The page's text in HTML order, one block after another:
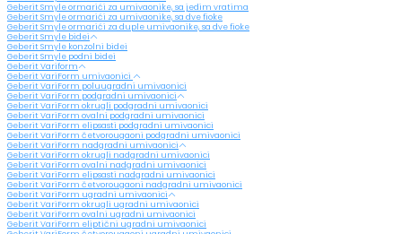
Geberit Smyle ormarići za umivaonike, sa jedim vratima
Geberit Smyle ormarići za umivaonike, sa dve fioke
Geberit Smyle ormarići za duple umivaonike, sa dve fioke
Geberit Smyle bidei
Geberit Smyle konzolni bidei
Geberit Smyle podni bidei
Geberit Variform
Geberit VariForm umivaonici
Geberit VariForm poluugradni umivaonici
Geberit VariForm podgradni umivaonici
Geberit VariForm okrugli podgradni umivaonici
Geberit VariForm ovalni podgradni umivaonici
Geberit VariForm elipsasti podgradni umivaonici
Geberit VariForm četvorougaoni podgradni umivaonici
Geberit VariForm nadgradni umivaonici
Geberit VariForm okrugli nadgradni umivaonici
Geberit VariForm ovalni nadgradni umivaonici
Geberit VariForm elipsasti nadgradni umivaonici
Geberit VariForm četvorougaoni nadgradni umivaonici
Geberit VariForm ugradni umivaonici
Geberit VariForm okrugli ugradni umivaonici
Geberit VariForm ovalni ugradni umivaonici
Geberit VariForm eliptični ugradni umivaonici